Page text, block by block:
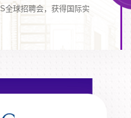
全球招聘会，获得国际实